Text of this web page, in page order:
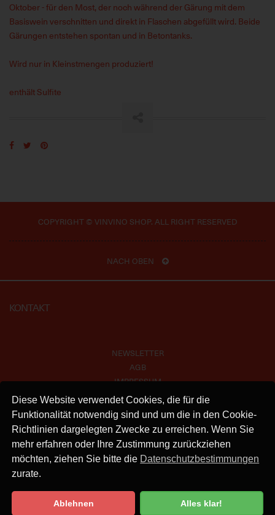
Diese Website verwendet Cookies, die für die
Funktionalität notwendig sind und um die in den Cookie-
Richtlinien dargelegten Zwecke zu erreichen. Wenn Sie
mehr erfahren oder Ihre Zustimmung zurückziehen
möchten, ziehen Sie bitte die Datenschutzbestimmungen
zurate.
Ablehnen Alles klar!
Oktober - für den Most, der noch während der Gärung mit dem
Basiswein verschnitten und direkt in Flaschen abgefüllt wird. Beide
Gärungen entstehen spontan und in Betontanks.
Wird nur in Kleinstmengen produziert!
enthält Sulfite
COPYRIGHT © VINVINO SHOP. ALL RIGHT RESERVED
NACH OBEN
KONTAKT
NEWSLETTER
AGB
IMPRESSUM
VERSAND
KONTAKT
DATENSCHUTZ
INSTAGRAM